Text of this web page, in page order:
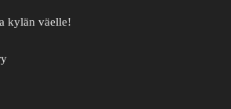
kylän väelle!